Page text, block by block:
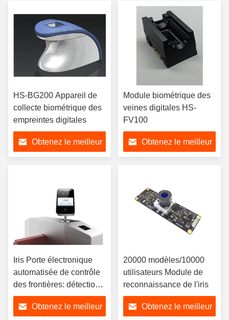
HS-BG200 Appareil de
collecte biométrique des
empreintes digitales
Obtenez le meilleur
Module biométrique des
veines digitales HS-
FV100
Obtenez le meilleur
Iris Porte électronique
automatisée de contrôle
des frontières: détection
de haute sécurité et de
vivacitéObtenez le meilleur
20000 modèles/10000
utilisateurs Module de
reconnaissance de l'iris
Obtenez le meilleur